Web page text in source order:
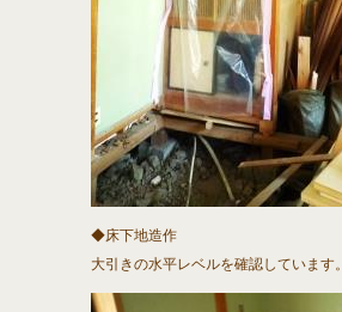
◆床下地造作
大引きの水平レベルを確認しています。